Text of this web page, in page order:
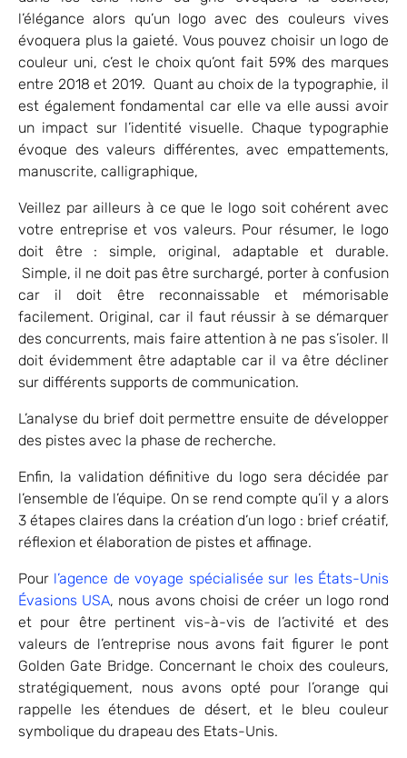
l’élégance alors qu’un logo avec des couleurs vives
évoquera plus la gaieté. Vous pouvez choisir un logo de
couleur uni, c’est le choix qu’ont fait 59% des marques
entre 2018 et 2019. Quant au choix de la typographie, il
est également fondamental car elle va elle aussi avoir
un impact sur l’identité visuelle. Chaque typographie
évoque des valeurs différentes, avec empattements,
manuscrite, calligraphique,
Veillez par ailleurs à ce que le logo soit cohérent avec
votre entreprise et vos valeurs. Pour résumer, le logo
doit être : simple, original, adaptable et durable.
Simple, il ne doit pas être surchargé, porter à confusion
car il doit être reconnaissable et mémorisable
facilement. Original, car il faut réussir à se démarquer
des concurrents, mais faire attention à ne pas s’isoler. Il
doit évidemment être adaptable car il va être décliner
sur différents supports de communication.
L’analyse du brief doit permettre ensuite de développer
des pistes avec la phase de recherche.
Enfin, la validation définitive du logo sera décidée par
l’ensemble de l’équipe. On se rend compte qu’il y a alors
3 étapes claires dans la création d’un logo : brief créatif,
réflexion et élaboration de pistes et affinage.
Pour l’agence de voyage spécialisée sur les États-Unis
Évasions USA, nous avons choisi de créer un logo rond
et pour être pertinent vis-à-vis de l’activité et des
valeurs de l’entreprise nous avons fait figurer le pont
Golden Gate Bridge. Concernant le choix des couleurs,
stratégiquement, nous avons opté pour l’orange qui
rappelle les étendues de désert, et le bleu couleur
symbolique du drapeau des Etats-Unis.